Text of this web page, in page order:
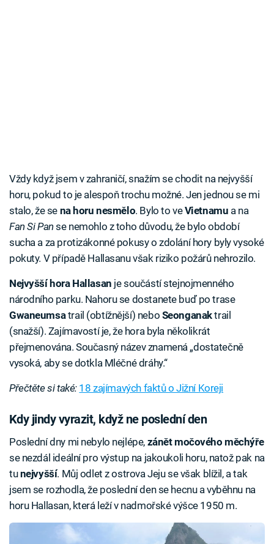
Vždy když jsem v zahraničí, snažím se chodit na nejvyšší
horu, pokud to je alespoň trochu možné. Jen jednou se mi
stalo, že se na horu nesmělo. Bylo to veVietnamu a na
Fan Si Pan se nemohlo z toho důvodu, že bylo období
sucha a za protizákonné pokusy o zdolání hory byly vysoké
pokuty. V případě Hallasanu však riziko požárů nehrozilo.
Nejvyšší hora Hallasan je součástí stejnojmenného
národního parku. Nahoru se dostanete buď po trase
Gwaneumsatrail (obtížnější) nebo Seonganaktrail
(snažší). Zajímavostí je, že hora byla několikrát
přejmenována. Současný název znamená „dostatečně
vysoká, aby se dotkla Mléčné dráhy.“
Přečtěte si také: 18 zajímavých faktů o Jižní Koreji
Kdy jindy vyrazit, když ne poslední den
Poslední dny mi nebylo nejlépe, zánět močového měchýře
se nezdál ideální pro výstup na jakoukoli horu, natož pak na
tunejvyšší. Můj odlet z ostrova Jeju se však blížil, a tak
jsem se rozhodla, že poslední den se hecnu a vyběhnu na
horu Hallasan, která leží v nadmořské výšce 1950 m.